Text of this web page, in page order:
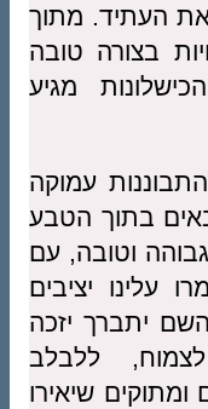
את העתיד. מתוך
בצורה טובה
מגיע
עמוקה
בתוך הטבע
וטובה, עם
עלינו יציבים
יתברך יזכה
ללבלב
שיאירו